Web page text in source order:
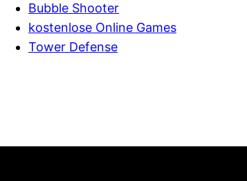
Bubble Shooter
kostenlose Online Games
Tower Defense